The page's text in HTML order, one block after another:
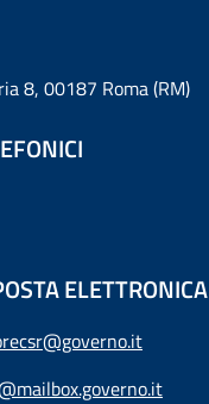
8, 00187 Roma (RM)
ELETTRONICA